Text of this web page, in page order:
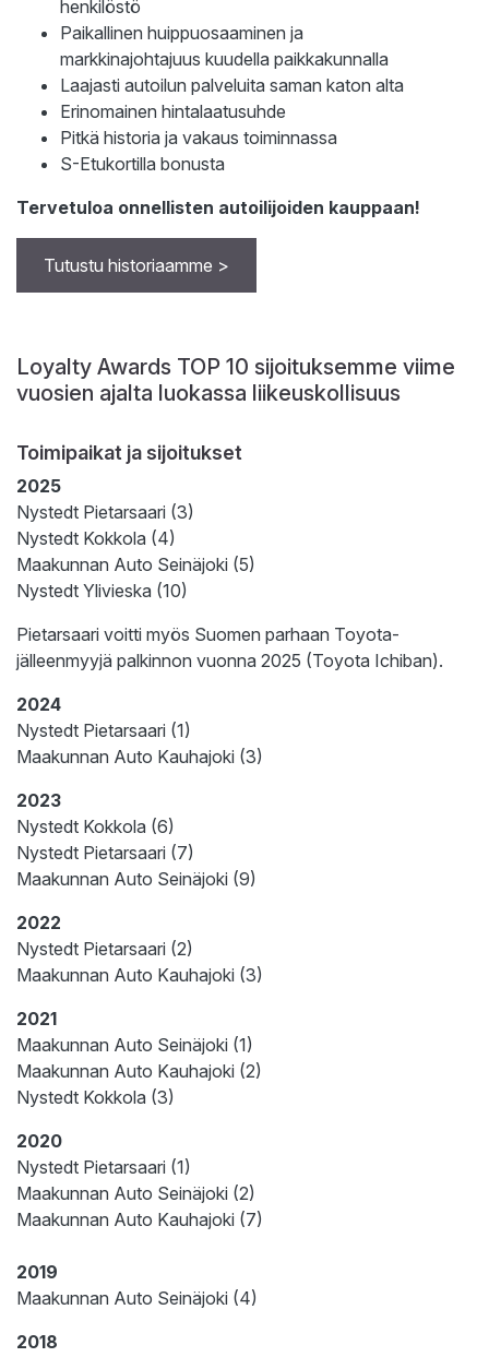
henkilöstö
Paikallinen huippuosaaminen ja
markkinajohtajuus kuudella paikkakunnalla
Laajasti autoilun palveluita saman katon alta
Erinomainen hintalaatusuhde
Pitkä historia ja vakaus toiminnassa
S-Etukortilla bonusta
Tervetuloa onnellisten autoilijoiden kauppaan!
Tutustu historiaamme >
Loyalty Awards TOP 10 sijoituksemme viime
vuosien ajalta luokassa liikeuskollisuus
Toimipaikat ja sijoitukset
2025
Nystedt Pietarsaari (3)
Nystedt Kokkola (4)
Maakunnan Auto Seinäjoki (5)
Nystedt Ylivieska (10)
Pietarsaari voitti myös Suomen parhaan Toyota-
jälleenmyyjä palkinnon vuonna 2025 (Toyota Ichiban).
2024
Nystedt Pietarsaari (1)
Maakunnan Auto Kauhajoki (3)
2023
Nystedt Kokkola (6)
Nystedt Pietarsaari (7)
Maakunnan Auto Seinäjoki (9)
2022
Nystedt Pietarsaari (2)
Maakunnan Auto Kauhajoki (3)
2021
Maakunnan Auto Seinäjoki (1)
Maakunnan Auto Kauhajoki (2)
Nystedt Kokkola (3)
2020
Nystedt Pietarsaari (1)
Maakunnan Auto Seinäjoki (2)
Maakunnan Auto Kauhajoki (7)
2019
Maakunnan Auto Seinäjoki (4)
2018